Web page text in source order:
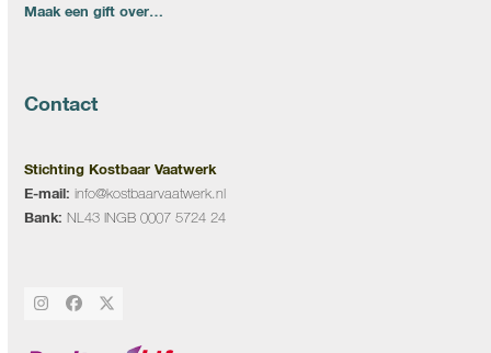
Maak een gift over…
Contact
Stichting Kostbaar Vaatwerk
E-mail: info@kostbaarvaatwerk.nl
Bank: NL43 INGB 0007 5724 24
Instagram
Facebook
Twitter